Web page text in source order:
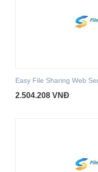
Easy File Sharing Web
2.504.208 VNĐ